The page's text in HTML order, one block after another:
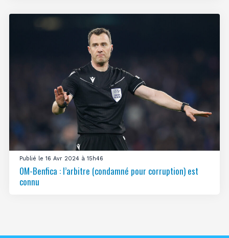
Publié le 16 Avr 2024 à 15h46
OM-Benfica : l’arbitre (condamné pour corruption) est
connu